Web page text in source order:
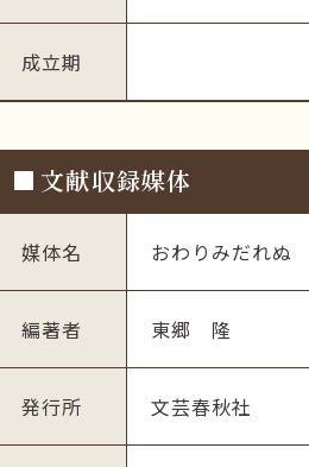
成立期
文献収録媒体
媒体名 おわりみだれぬ
編著者 東郷 隆
発行所 文芸春秋社